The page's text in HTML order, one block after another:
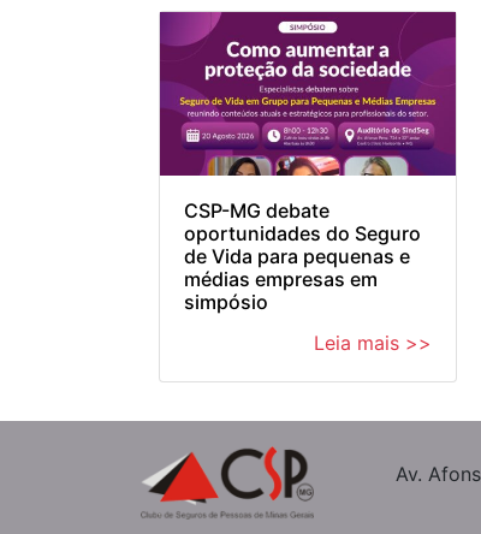
CSP-MG debate
oportunidades do Seguro
de Vida para pequenas e
médias empresas em
simpósio
Leia mais >>
Av.